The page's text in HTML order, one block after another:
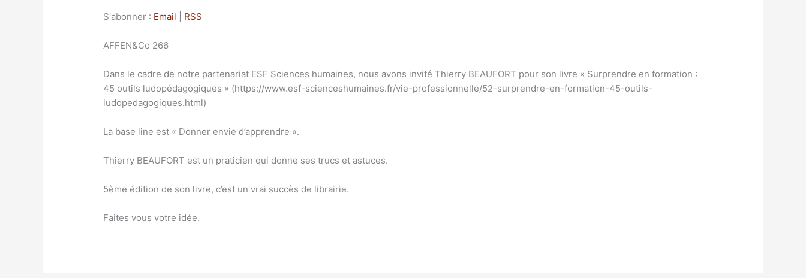
S'abonner : Email RSS
AFFEN&Co 266
Dans le cadre de notre partenariat ESF Sciences humaines, nous avons invité Thierry BEAUFORT pour son livre « Surprendre en formation :
45 outils ludopédagogiques » (https://www.esf-scienceshumaines.fr/vie-professionnelle/52-surprendre-en-formation-45-outils-
ludopedagogiques.html)
La base line est « Donner envie d’apprendre ».
Thierry BEAUFORT est un praticien qui donne ses trucs et astuces.
5ème édition de son livre, c’est un vrai succès de librairie.
Faites vous votre idée.